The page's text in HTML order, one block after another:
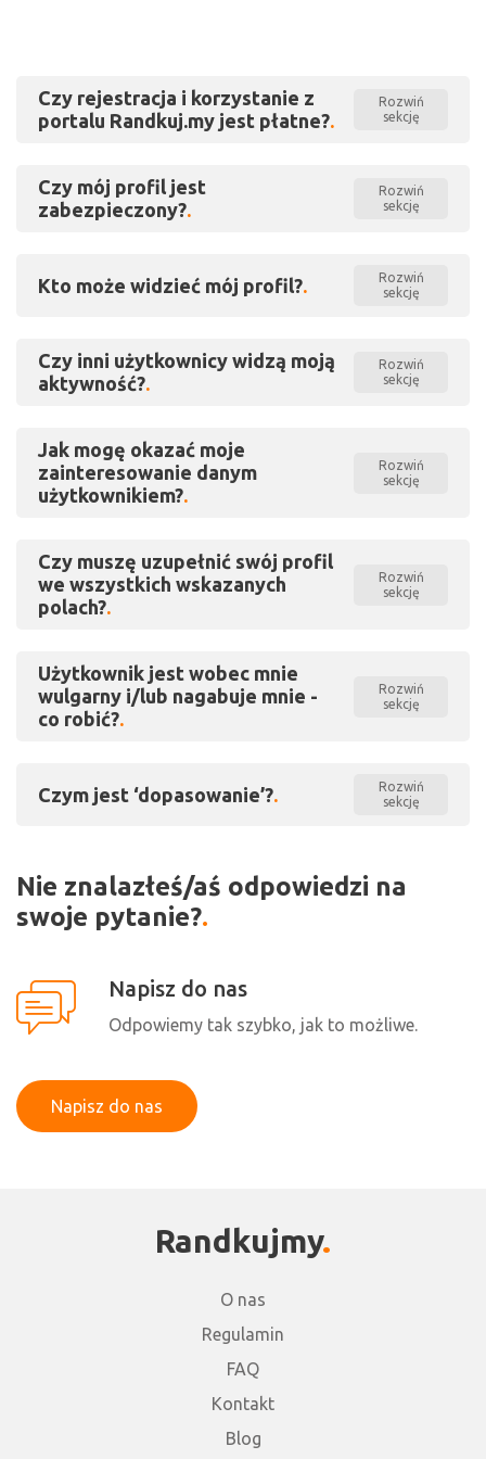
Czy rejestracja i korzystanie z
portalu Randkuj.my jest płatne?
Rozwiń
sekcję
Czy mój profil jest
zabezpieczony?
Rozwiń
sekcję
Kto może widzieć mój profil?
Rozwiń
sekcję
Czy inni użytkownicy widzą moją
aktywność?
Rozwiń
sekcję
Jak mogę okazać moje
zainteresowanie danym
użytkownikiem?
Rozwiń
sekcję
Czy muszę uzupełnić swój profil
we wszystkich wskazanych
polach?
Rozwiń
sekcję
Użytkownik jest wobec mnie
wulgarny i/lub nagabuje mnie -
co robić?
Rozwiń
sekcję
Czym jest ‘dopasowanie’?
Rozwiń
sekcję
Nie znalazłeś/aś odpowiedzi na
swoje pytanie?
Napisz do nas
Odpowiemy tak szybko, jak to możliwe.
Napisz do nas
Randkujmy
O nas
Regulamin
FAQ
Kontakt
Blog